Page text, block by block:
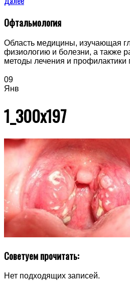
Офтальмология
Область медицины, изучающая
физиологию и болезни, а также
методы лечения и профилактики
09
Янв
1_300x197
Советуем прочитать:
Нет подходящих записей.